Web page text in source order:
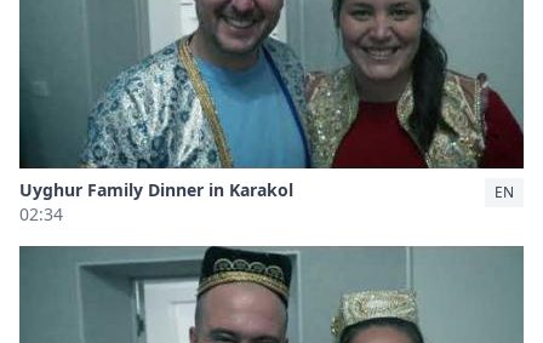
Uyghur Family Dinner in Karakol
02:34
EN